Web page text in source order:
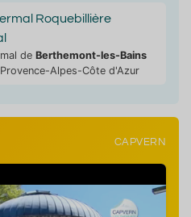
Roquebillière
de Berthemont-les-Bains
Alpes-Côte d'Azur
CAPVERN